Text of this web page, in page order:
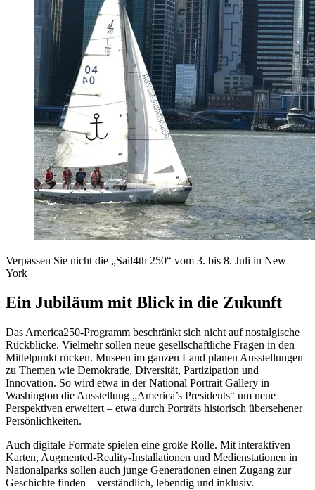
Verpassen Sie nicht die „Sail4th 250“ vom 3. bis 8. Juli in New
York
Ein Jubiläum mit Blick in die Zukunft
Das America250-Programm beschränkt sich nicht auf nostalgische
Rückblicke. Vielmehr sollen neue gesellschaftliche Fragen in den
Mittelpunkt rücken. Museen im ganzen Land planen Ausstellungen
zu Themen wie Demokratie, Diversität, Partizipation und
Innovation. So wird etwa in der National Portrait Gallery in
Washington die Ausstellung „America’s Presidents“ um neue
Perspektiven erweitert – etwa durch Porträts historisch übersehener
Persönlichkeiten.
Auch digitale Formate spielen eine große Rolle. Mit interaktiven
Karten, Augmented-Reality-Installationen und Medienstationen in
Nationalparks sollen auch junge Generationen einen Zugang zur
Geschichte finden – verständlich, lebendig und inklusiv.